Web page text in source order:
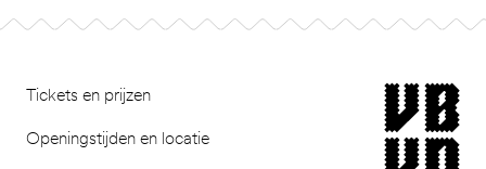
Tickets en prijzen
Openingstijden en locatie
museum van